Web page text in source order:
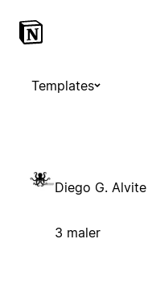
Templates
Diego G. Alvite
3 maler